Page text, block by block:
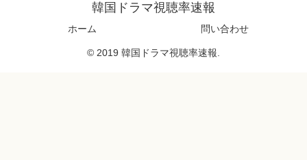
韓国ドラマ視聴率速報
ホーム 問い合わせ
© 2019 韓国ドラマ視聴率速報.